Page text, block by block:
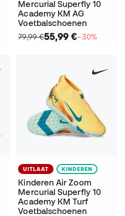
Mercurial Superfly 10
Academy KM AG
Voetbalschoenen
79,99 €55,99 €−30%
UITLAAT KINDEREN
Kinderen Air Zoom
Mercurial Superfly 10
Academy KM Turf
Voetbalschoenen